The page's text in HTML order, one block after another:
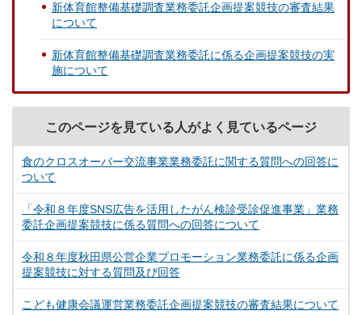
新体育館整備基礎調査業務委託企画提案競技の審査結果
について
新体育館整備基礎調査業務委託に係る企画提案競技の実
施について
このページを見ている人がよく見ているページ
食のクロスオーバー交流事業業務委託に関する質問への回答に
ついて
「令和８年度SNS広告を活用したがん検診受診促進事業」業務
委託企画提案競技に係る質問への回答について
令和８年度秋田県公営企業プロモーション業務委託に係る企画
提案競技に対する質問及び回答
こども健康会議運営業務委託企画提案競技の審査結果について